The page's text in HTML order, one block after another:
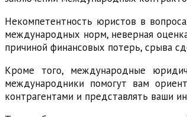
Некомпетентность юристов в
международных норм, неверная
причиной финансовых потерь, срыва
Кроме того, международные
международники помогут вам
контрагентами и представлять ваши